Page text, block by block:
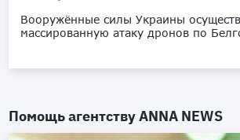
Вооружённые силы Украины
массированную атаку дронов по
Помощь агентствуANNA NEWS